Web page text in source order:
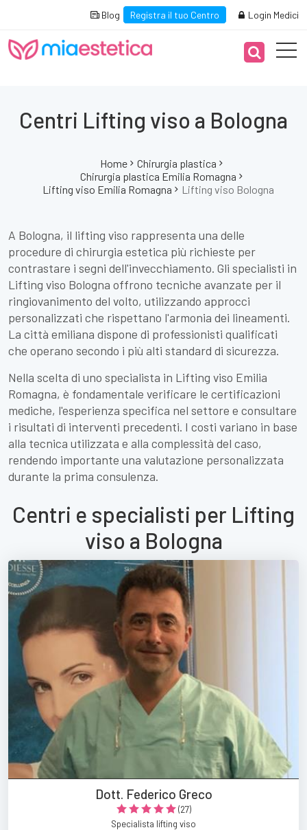
Blog Registra il tuo Centro Login Medici
Centri Lifting viso a Bologna
Home
Chirurgia plastica
Chirurgia plastica Emilia Romagna
Lifting viso Emilia Romagna
Lifting viso Bologna
A Bologna, il lifting viso rappresenta una delle
procedure di chirurgia estetica più richieste per
contrastare i segni dell'invecchiamento. Gli specialisti in
Lifting viso Bologna offrono tecniche avanzate per il
ringiovanimento del volto, utilizzando approcci
personalizzati che rispettano l'armonia dei lineamenti.
La città emiliana dispone di professionisti qualificati
che operano secondo i più alti standard di sicurezza.
Nella scelta di uno specialista in Lifting viso Emilia
Romagna, è fondamentale verificare le certificazioni
mediche, l'esperienza specifica nel settore e consultare
i risultati di interventi precedenti. I costi variano in base
alla tecnica utilizzata e alla complessità del caso,
rendendo importante una valutazione personalizzata
durante la prima consulenza.
Centri e specialisti per Lifting
viso a Bologna
Dott. Federico Greco
(27)
Specialista lifting viso